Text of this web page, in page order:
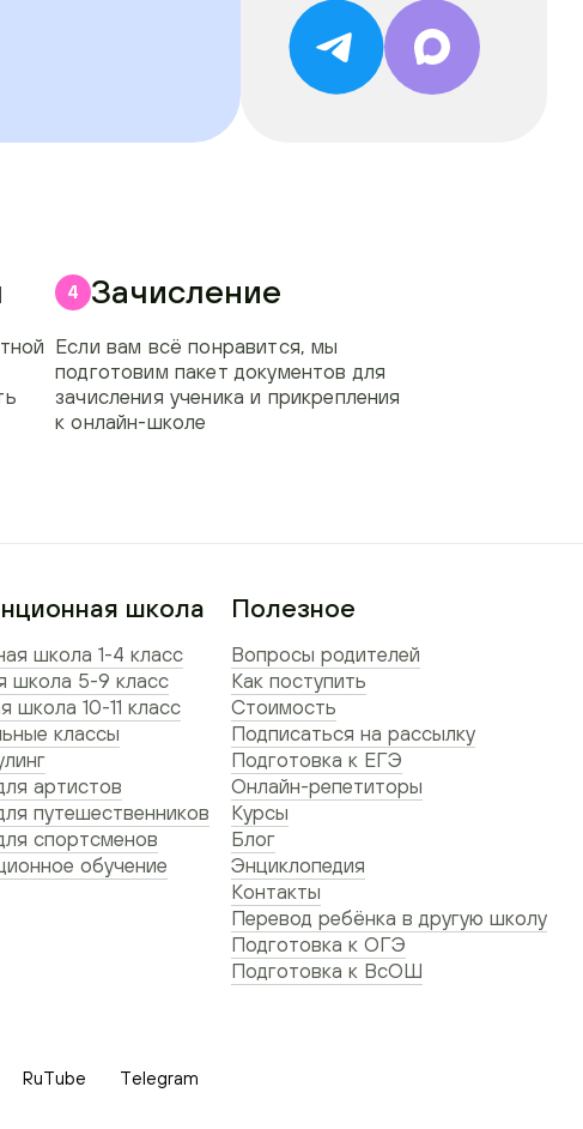
4 Зачисление
Если вам всё понравится, мы
подготовим пакет документов для
зачисления ученика и прикрепления
к онлайн-школе
Полезное
Вопросы родителей
Как поступить
Стоимость
Подписаться на рассылку
Подготовка к ЕГЭ
Онлайн-репетиторы
Курсы
Блог
Энциклопедия
Контакты
Перевод ребёнка в другую школу
Подготовка к ОГЭ
Подготовка к ВсОШ
школа
школа 1-4 класс
школа 5-9 класс
школа 10-11 класс
классы
артистов
путешественников
спортсменов
обучение
RuTube Telegram